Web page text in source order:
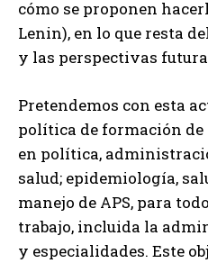
cómo se proponen
Lenin), en lo que resta
y las perspectivas
Pretendemos con esta
política de formación de
en política,
salud; epidemiología,
manejo de APS, para
trabajo, incluida la
y especialidades. Este